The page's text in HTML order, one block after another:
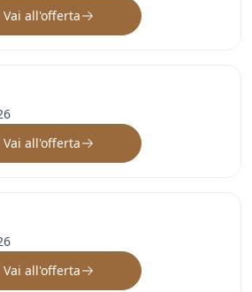
Vai all'offerta
Vai all'offerta
Vai all'offerta